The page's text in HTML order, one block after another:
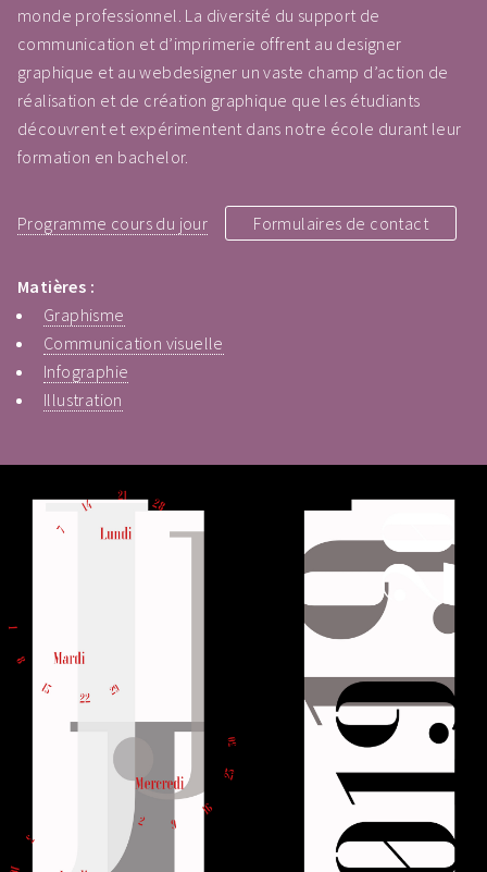
monde professionnel. La diversité du support de
communication et d’imprimerie offrent au designer
graphique et au webdesigner un vaste champ d’action de
réalisation et de création graphique que les étudiants
découvrent et expérimentent dans notre école durant leur
formation en bachelor.
Programme cours du jour Formulaires de contact
Matières :
Graphisme
Communication visuelle
Infographie
Illustration